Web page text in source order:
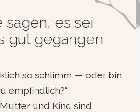
sagen, es sei
gut gegangen
so schlimm — oder bin
empfindlich?“
und Kind sind